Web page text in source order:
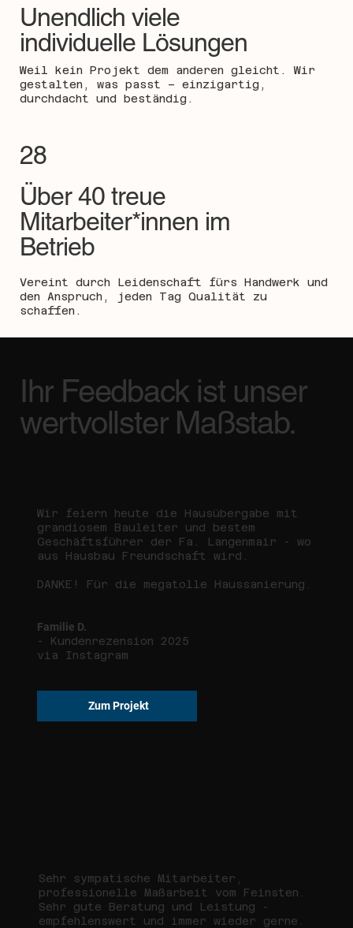
Unendlich viele
individuelle Lösungen
Weil kein Projekt dem anderen gleicht. Wir
gestalten, was passt – einzigartig,
durchdacht und beständig.
28
Über 40 treue
Mitarbeiter*innen im
Betrieb
Vereint durch Leidenschaft fürs Handwerk und
den Anspruch, jeden Tag Qualität zu
schaffen.
Ihr Feedback ist unser
wertvollster Maßstab.
Wir feiern heute die Hausübergabe mit
grandiosem Bauleiter und bestem
Geschäftsführer der Fa. Langenmair - wo
aus Hausbau Freundschaft wird.
DANKE! Für die megatolle Haussanierung.
Familie D.
- Kundenrezension 2025
via Instagram
Zum Projekt
Sehr sympatische Mitarbeiter,
professionelle Maßarbeit vom Feinsten.
Sehr gute Beratung und Leistung -
empfehlenswert und immer wieder gerne.